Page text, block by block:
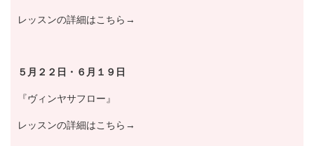
レッスンの詳細はこちら→
５月２２日・６月１９日
『ヴィンヤサフロー』
レッスンの詳細はこちら→